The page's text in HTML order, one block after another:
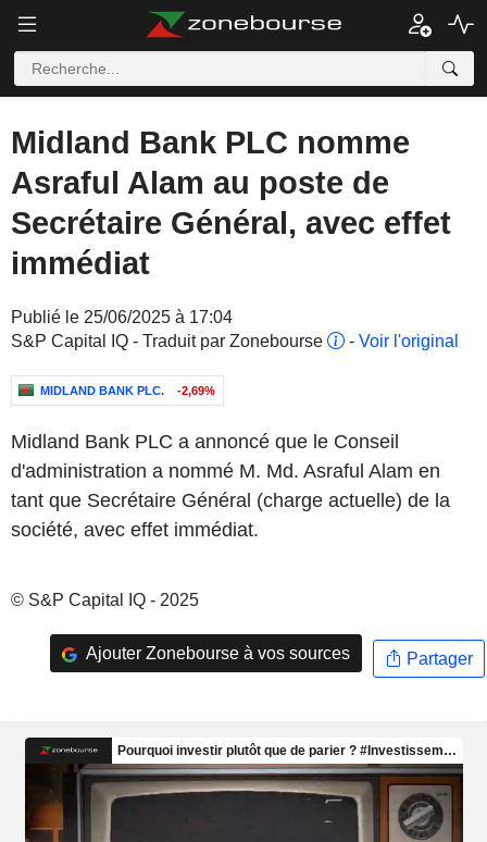
Midland Bank PLC nomme
Asraful Alam au poste de
Secrétaire Général, avec effet
immédiat
Publié le 25/06/2025 à 17:04
S&P Capital IQ - Traduit par Zonebourse
- Voir l'original
MIDLAND BANK PLC. -2,69%
Midland Bank PLC a annoncé que le Conseil
d'administration a nommé M. Md. Asraful Alam en
tant que Secrétaire Général (charge actuelle) de la
société, avec effet immédiat.
© S&P Capital IQ - 2025
Ajouter Zonebourse à vos sources Partager